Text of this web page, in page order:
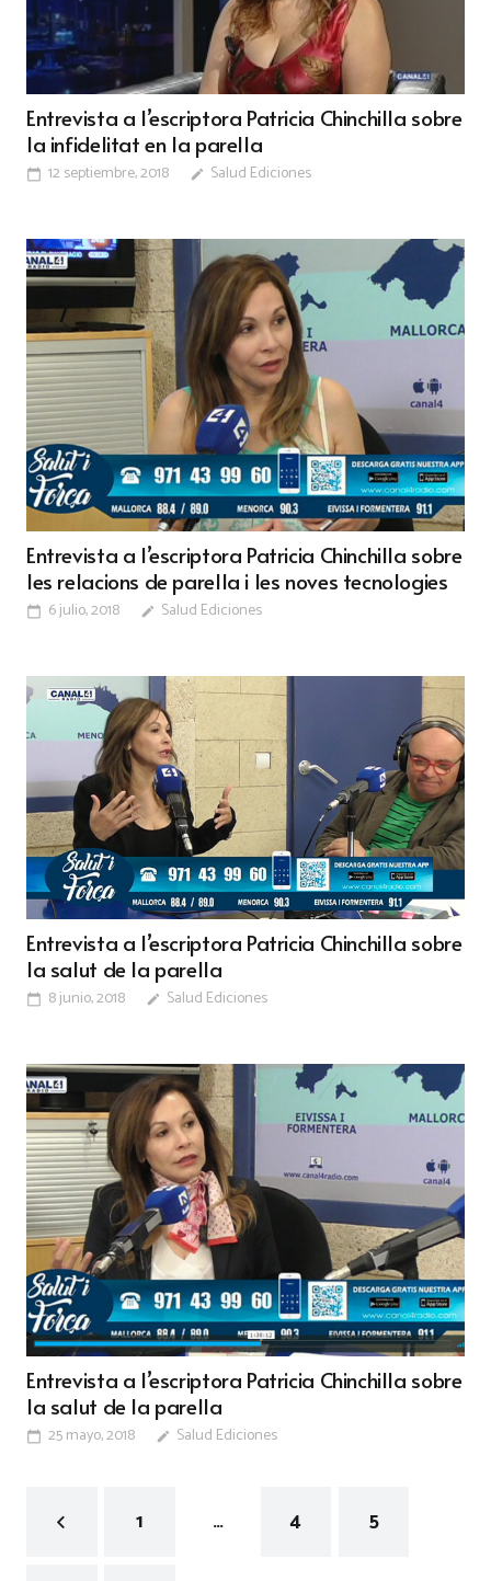
Entrevista a l’escriptora Patricia Chinchilla sobre
la infidelitat en la parella
calendar_today 12 septiembre, 2018 edit Salud Ediciones
Entrevista a l’escriptora Patricia Chinchilla sobre
les relacions de parella i les noves tecnologies
calendar_today 6 julio, 2018 edit Salud Ediciones
Entrevista a l’escriptora Patricia Chinchilla sobre
la salut de la parella
calendar_today 8 junio, 2018 edit Salud Ediciones
Entrevista a l’escriptora Patricia Chinchilla sobre
la salut de la parella
calendar_today 25 mayo, 2018 edit Salud Ediciones
1 … 4 5